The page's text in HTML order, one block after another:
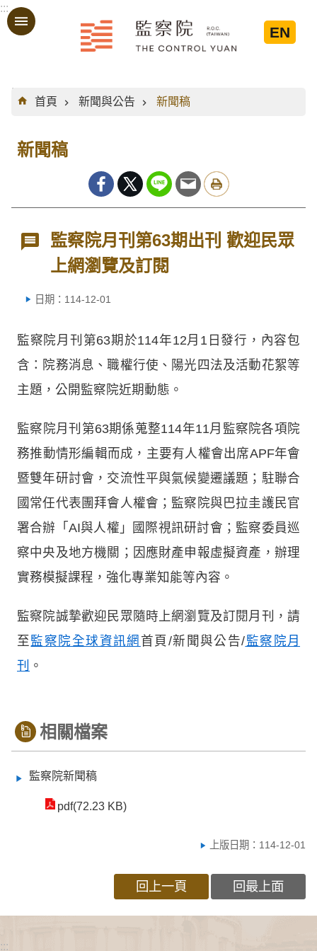
跳到主要內容區塊
:::
EN
:::
首頁
新聞與公告 新聞稿
新聞稿
監察院月刊第63期出刊 歡迎民眾
上網瀏覽及訂閱
日期：114-12-01
監察院月刊第63期於114年12月1日發行，內容包
含：院務消息、職權行使、陽光四法及活動花絮等
主題，公開監察院近期動態。
監察院月刊第63期係蒐整114年11月監察院各項院
務推動情形編輯而成，主要有人權會出席APF年會
暨雙年研討會，交流性平與氣候變遷議題；駐聯合
國常任代表團拜會人權會；監察院與巴拉圭護民官
署合辦「AI與人權」國際視訊研討會；監察委員巡
察中央及地方機關；因應財產申報虛擬資產，辦理
實務模擬課程，強化專業知能等內容。
監察院誠摯歡迎民眾隨時上網瀏覽及訂閱月刊，請
至 監察院全球資訊網 首頁/新聞與公告/監察院月
刊 。
相關檔案
監察院新聞稿
pdf(72.23 KB)
上版日期：114-12-01
回上一頁 回最上面
:::